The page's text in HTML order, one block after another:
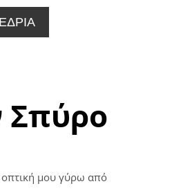
Σπύρο
μου γύρω από